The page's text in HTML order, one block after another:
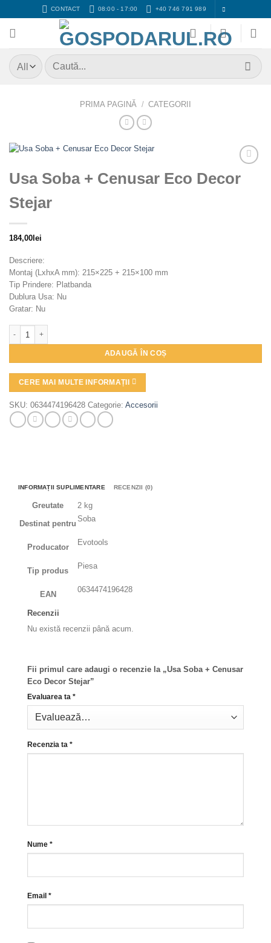
to
content
CONTACT 08:00 - 17:00 +40 746 791 989
Caută
după:
PRIMA PAGINĂ / CATEGORII
Favorit
Usa Soba + Cenusar Eco Decor
Stejar
184,00 lei
Descriere:
Montaj (LxhxA mm): 215×225 + 215×100 mm
Tip Prindere: Platbanda
Dublura Usa: Nu
Gratar: Nu
ADAUGĂ ÎN COȘ
CERE MAI MULTE INFORMAȚII
SKU: 0634474196428 Categorie: Accesorii
INFORMAȚII SUPLIMENTARE RECENZII (0)
Greutate
2 kg
Destinat pentru
Soba
Producator
Evotools
Tip produs
Piesa
EAN
0634474196428
Recenzii
Nu există recenzii până acum.
Fii primul care adaugi o recenzie la „Usa Soba + Cenusar
Eco Decor Stejar”
Evaluarea ta *
Recenzia ta *
Nume *
Email *